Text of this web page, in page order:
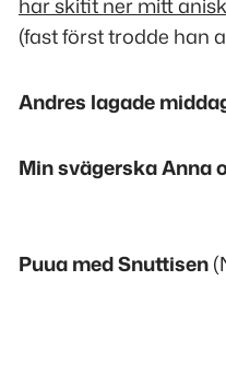
(fast först trodde han
Andres lagade
Min svägerska Anna
Puua med Snuttisen